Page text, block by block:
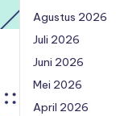
Agustus 2026
Juli 2026
Juni 2026
Mei 2026
April 2026